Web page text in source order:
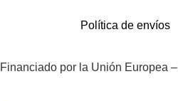
Política de envíos
Financiado por la Unión Europea